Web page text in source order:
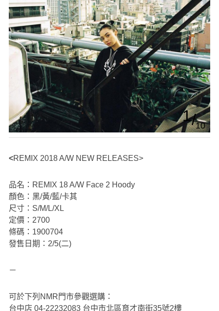
1
10
<REMIX 2018 A/W NEW RELEASES>
品名：REMIX 18 A/W Face 2 Hoody
顏色：黑/黃/藍/卡其
尺寸：S/M/L/XL
定價：2700
條碼：1900704
發售日期：2/5(二)
－
可於下列NMR門市參觀選購：
台中店 04-22232083 台中市北區育才南街35號2樓